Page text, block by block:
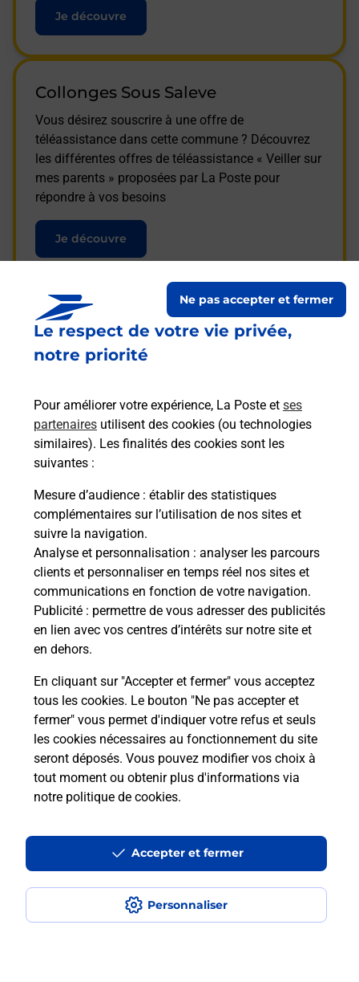
Le respect de votre vie privée,
notre priorité
Pour améliorer votre expérience, La Poste et ses
partenaires utilisent des cookies (ou technologies
similaires). Les finalités des cookies sont les
suivantes :
Mesure d’audience : établir des statistiques
complémentaires sur l’utilisation de nos sites et
suivre la navigation.
Analyse et personnalisation : analyser les parcours
clients et personnaliser en temps réel nos sites et
communications en fonction de votre navigation.
Publicité : permettre de vous adresser des publicités
en lien avec vos centres d’intérêts sur notre site et
en dehors.
En cliquant sur "Accepter et fermer" vous acceptez
tous les cookies. Le bouton "Ne pas accepter et
fermer" vous permet d'indiquer votre refus et seuls
les cookies nécessaires au fonctionnement du site
seront déposés. Vous pouvez modifier vos choix à
tout moment ou obtenir plus d'informations via
notre politique de cookies.
Personnaliser
Ne pas accepter et fermer
Accepter et fermer
Je découvre
Collonges Sous Saleve
Vous désirez souscrire à une offre de
téléassistance dans cette commune ? Découvrez
les différentes offres de téléassistance « Veiller sur
mes parents » proposées par La Poste pour
répondre à vos besoins
Je découvre
Questions fréquemment
posées
La téléassistance classique avec
médaillon d’alarme qu’est ce que
c’est ?
Comment fonctionne la
téléassistance classique ?
Comment est installée la
téléassistance classique ?
Localiser Liste
Liste - téléassistance
Haute-Savoie - téléassistance
Gaillard - téléassistance
Accessibilité : partiellement conforme
Conditions contractuelles
Mentions légales